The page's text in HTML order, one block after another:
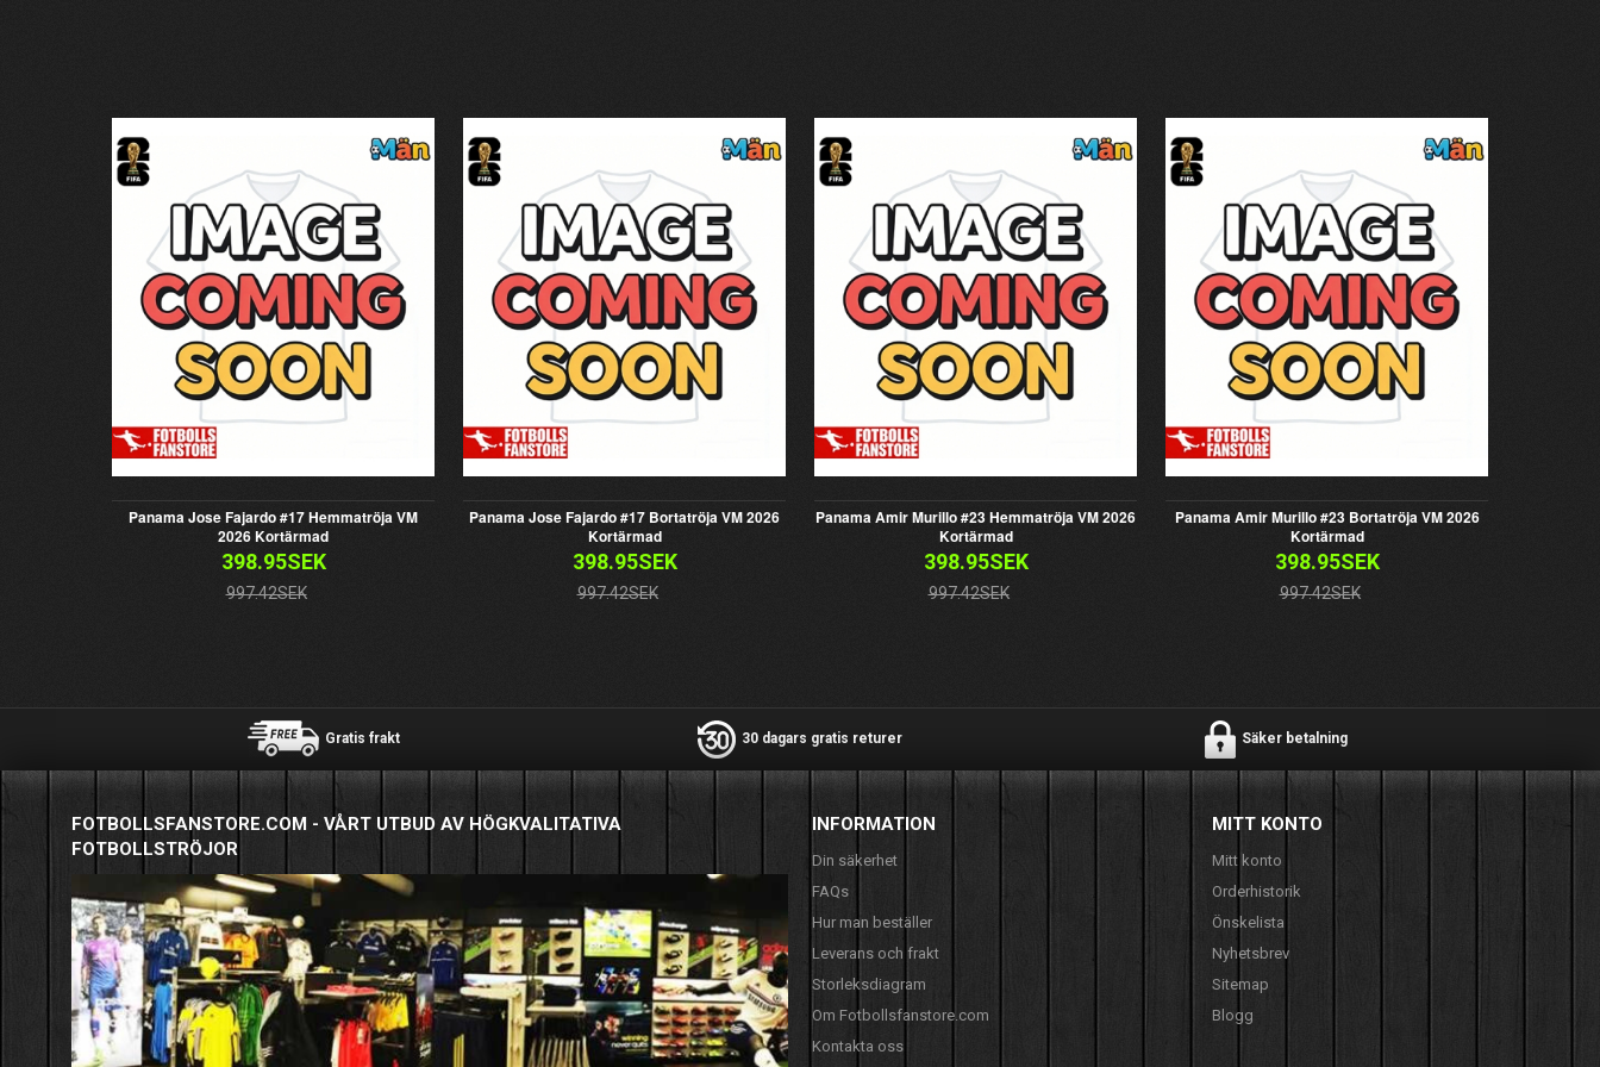
Panama Jose Fajardo #17 Hemmatröja VM
2026 Kortärmad
398.95SEK
997.42SEK
Panama Jose Fajardo #17 Bortatröja VM 2026
Kortärmad
398.95SEK
997.42SEK
Panama Amir Murillo #23 Hemmatröja VM 2026
Kortärmad
398.95SEK
997.42SEK
Panama Amir Murillo #23 Bortatröja VM 2026
Kortärmad
398.95SEK
997.42SEK
Gratis frakt 30 dagars gratis returer Säker betalning
FOTBOLLSFANSTORE.COM - VÅRT UTBUD AV HÖGKVALITATIVA
FOTBOLLSTRÖJOR
INFORMATION
Din säkerhet
FAQs
Hur man beställer
Leverans och frakt
Storleksdiagram
Om Fotbollsfanstore.com
Kontakta oss
MITT KONTO
Mitt konto
Orderhistorik
Önskelista
Nyhetsbrev
Sitemap
Blogg